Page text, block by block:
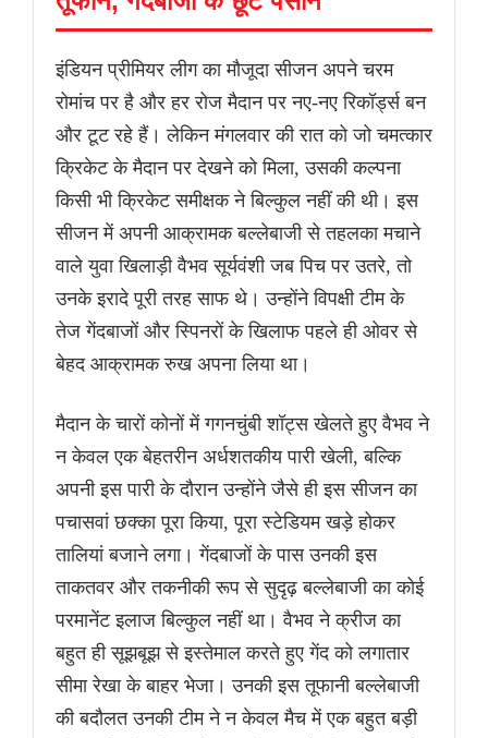
इंडियन प्रीमियर लीग का मौजूदा सीजन अपने चरम
रोमांच पर है और हर रोज मैदान पर नए-नए रिकॉर्ड्स बन
और टूट रहे हैं। लेकिन मंगलवार की रात को जो चमत्कार
क्रिकेट के मैदान पर देखने को मिला, उसकी कल्पना
किसी भी क्रिकेट समीक्षक ने बिल्कुल नहीं की थी। इस
सीजन में अपनी आक्रामक बल्लेबाजी से तहलका मचाने
वाले युवा खिलाड़ी वैभव सूर्यवंशी जब पिच पर उतरे, तो
उनके इरादे पूरी तरह साफ थे। उन्होंने विपक्षी टीम के
तेज गेंदबाजों और स्पिनरों के खिलाफ पहले ही ओवर से
बेहद आक्रामक रुख अपना लिया था।
मैदान के चारों कोनों में गगनचुंबी शॉट्स खेलते हुए वैभव ने
न केवल एक बेहतरीन अर्धशतकीय पारी खेली, बल्कि
अपनी इस पारी के दौरान उन्होंने जैसे ही इस सीजन का
पचासवां छक्का पूरा किया, पूरा स्टेडियम खड़े होकर
तालियां बजाने लगा। गेंदबाजों के पास उनकी इस
ताकतवर और तकनीकी रूप से सुदृढ़ बल्लेबाजी का कोई
परमानेंट इलाज बिल्कुल नहीं था। वैभव ने क्रीज का
बहुत ही सूझबूझ से इस्तेमाल करते हुए गेंद को लगातार
सीमा रेखा के बाहर भेजा। उनकी इस तूफानी बल्लेबाजी
की बदौलत उनकी टीम ने न केवल मैच में एक बहुत बड़ी